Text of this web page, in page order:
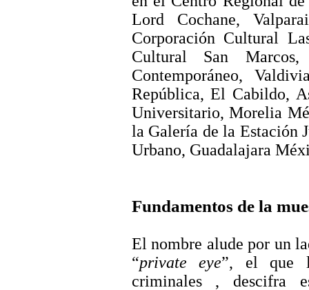
Lord Cochane,
Corporación Cultural
Cultural San
Contemporáneo,
República, El Cabildo,
Universitario, Morelia
la Galería de la Estación
Urbano, Guadalajara
Fundamentos de la
El nombre alude por un
“private eye”, el que
criminales , descifra